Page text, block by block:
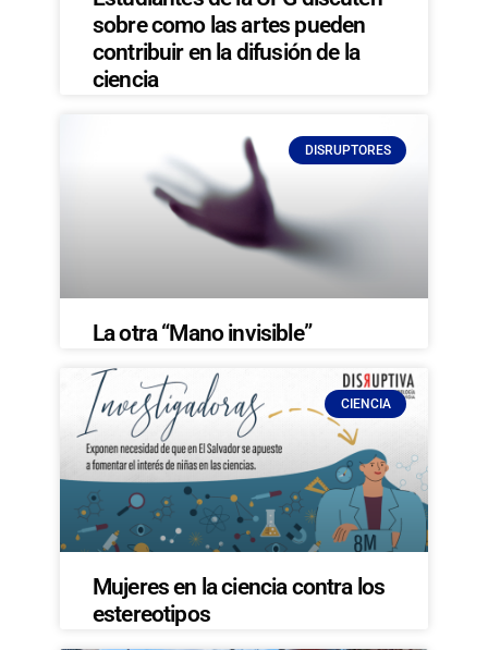
sobre como las artes pueden
contribuir en la difusión de la
ciencia
DISRUPTORES
La otra “Mano invisible”
CIENCIA
Mujeres en la ciencia contra los
estereotipos